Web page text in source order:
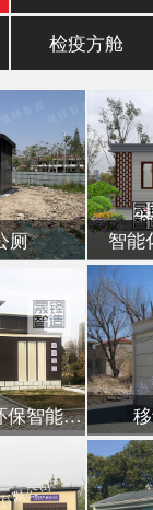
检疫方舱
厕 智能
新型装配式移动环保智能公厕